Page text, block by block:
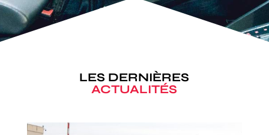
LES DERNIÈRES
ACTUALITÉS